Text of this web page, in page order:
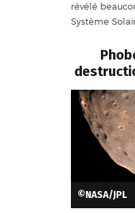
révélé
Système
©NASA/JPL